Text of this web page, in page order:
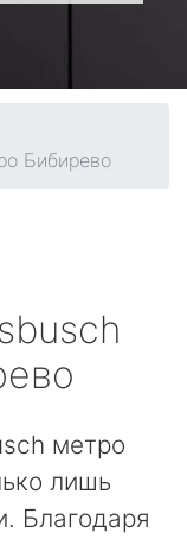
Бибирево
метро
лишь
Благодаря